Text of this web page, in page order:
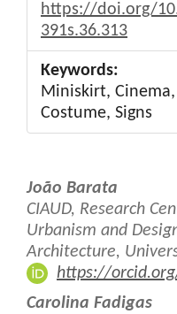
https://doi.org/
391s.36.313
Keywords:
Miniskirt,
Costume, Signs
Main
Article
Content
João Barata
CIAUD, Research
Urbanism and
Architecture,
https://
Carolina Fadigas